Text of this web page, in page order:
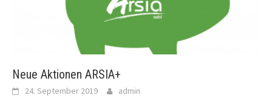
Neue Aktionen ARSIA+
24. September 2019 admin